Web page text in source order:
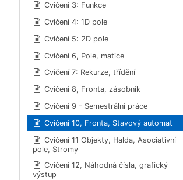
Cvičení 3: Funkce
Cvičení 4: 1D pole
Cvičení 5: 2D pole
Cvičení 6, Pole, matice
Cvičení 7: Rekurze, třídění
Cvičení 8, Fronta, zásobník
Cvičení 9 - Semestrální práce
Cvičení 10, Fronta, Stavový automat
Cvičení 11 Objekty, Halda, Asociativní
pole, Stromy
Cvičení 12, Náhodná čísla, grafický
výstup